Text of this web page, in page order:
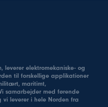
leverer elektromekaniske- og
til forskellige applikationer
maritimt,
samarbejder med førende
vi leverer i hele Norden fra